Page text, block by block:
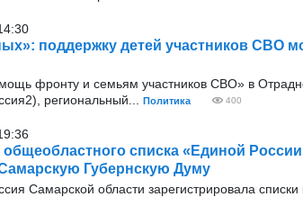
поддержку детей участников СВО
фронту и семьям участников СВО» в
региональный...
Политика 400
общеобластного списка «Единой
Губернскую Думу
Самарской области зарегистрировала